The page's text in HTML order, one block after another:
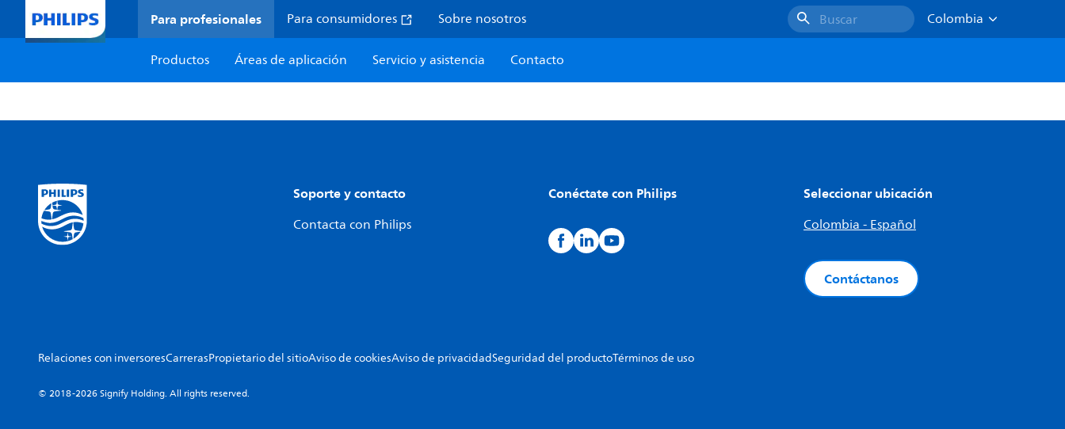
Para profesionales Para consumidores Sobre nosotros Buscar
Colombia
Productos
Áreas de aplicación Servicio y asistencia Contacto
Soporte y contacto
Contacta con Philips
Conéctate con Philips Seleccionar ubicación
Colombia - Español
Contáctanos
Relaciones con inversoresCarrerasPropietario del sitioAviso de cookiesAviso de privacidadSeguridad del productoTérminos de uso
© 2018-2026 Signify Holding. All rights reserved.